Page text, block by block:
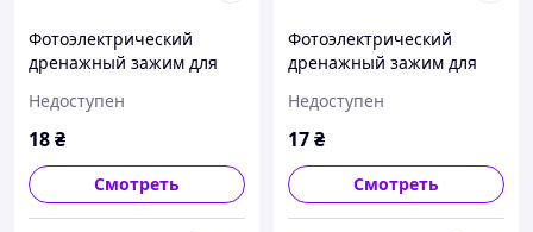
Фотоэлектрический
дренажный зажим для
brooklyn
Недоступен
18₴
Смотреть
Фотоэлектрический
дренажный зажим для
corvette
Недоступен
17₴
Смотреть